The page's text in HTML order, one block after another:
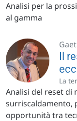
Analisi per la
al gamma
Il
La
Analisi del reset di
surriscaldamento,
opportunità tra